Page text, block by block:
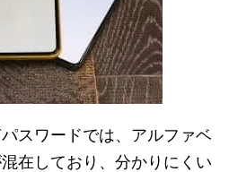
スワードでは、アルファベ
在しており、分かりにくい